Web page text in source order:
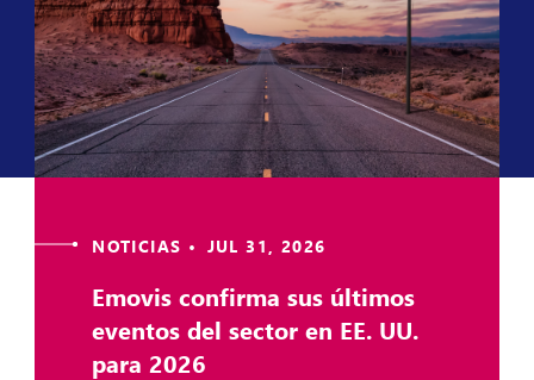
NOTICIAS • JUL 31, 2026
Emovis confirma sus últimos
eventos del sector en EE. UU.
para 2026